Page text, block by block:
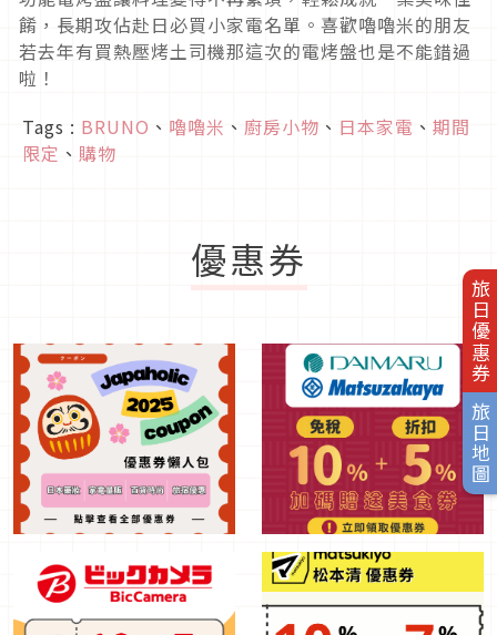
旅日優惠券
旅日地圖
餚，長期攻佔赴日必買小家電名單。喜歡嚕嚕米的朋友
若去年有買熱壓烤土司機那這次的電烤盤也是不能錯過
啦！
Tags : BRUNO 、 嚕嚕米 、 廚房小物 、 日本家電 、 期間
限定 、 購物
優惠券